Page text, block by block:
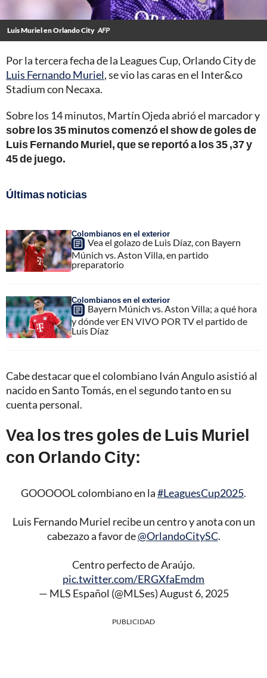
Luis Muriel en Orlando City AFP
Por la tercera fecha de la Leagues Cup, Orlando City de
Luis Fernando Muriel, se vio las caras en el Inter&co
Stadium con Necaxa.
Sobre los 14 minutos, Martín Ojeda abrió el marcador y
sobre los 35 minutos comenzó el show de goles de
Luis Fernando Muriel, que se reportó a los 35 ,37 y
45 de juego.
Últimas noticias
Colombianos en el exterior
Vea el golazo de Luis Díaz, con Bayern
Múnich vs. Aston Villa, en partido
preparatorio
Colombianos en el exterior
Bayern Múnich vs. Aston Villa; a qué hora
y dónde ver EN VIVO POR TV el partido de
Luis Díaz
Cabe destacar que el colombiano Iván Angulo asistió al
nacido en Santo Tomás, en el segundo tanto en su
cuenta personal.
Vea los tres goles de Luis Muriel
con Orlando City:
GOOOOOL colombiano en la#LeaguesCup2025.
Luis Fernando Muriel recibe un centro y anota con un
cabezazo a favor de@OrlandoCitySC.
Centro perfecto de Araújo.
pic.twitter.com/ERGXfaEmdm
— MLS Español (@MLSes)August 6, 2025
PUBLICIDAD